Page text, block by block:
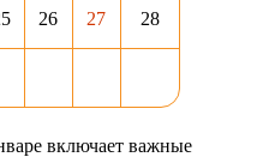
26 27 28
включает важные